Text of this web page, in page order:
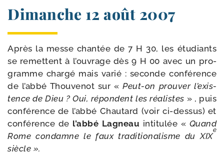
Dimanche 12 août 2007
Après la messe chan­tée de 7 H 30, les étu­diants
se remettent à l’ou­vrage dès 9 H 00 avec un pro­
gramme char­gé mais varié : seconde confé­rence
de l’ab­bé Thouvenot sur «Peut-​on prou­ver l’exis­
tence de Dieu ? Oui, répondent les réa­listes » , puis
confé­rence de l’ab­bé Chautard (voir ci-​dessus) et
confé­rence de l’ab­bé Lagneau inti­tu­lée « Quand
Rome condamne le faux tra­di­tio­na­lisme du XIX
e
siècle ».